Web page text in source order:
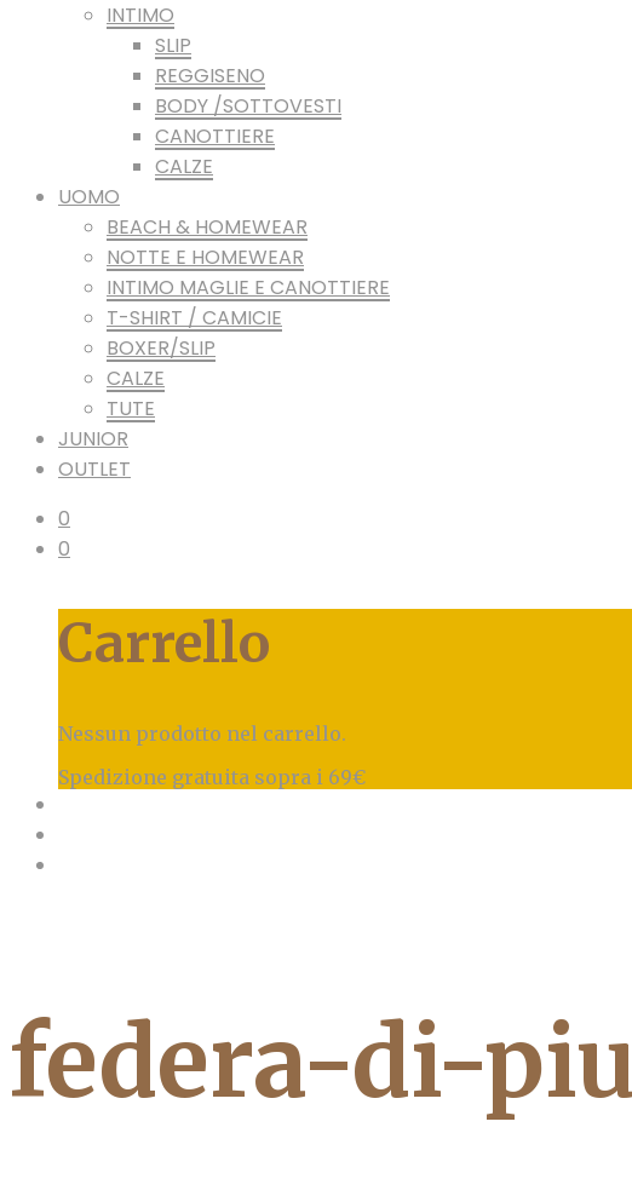
INTIMO
SLIP
REGGISENO
BODY /SOTTOVESTI
CANOTTIERE
CALZE
UOMO
BEACH & HOMEWEAR
NOTTE E HOMEWEAR
INTIMO MAGLIE E CANOTTIERE
T-SHIRT / CAMICIE
BOXER/SLIP
CALZE
TUTE
JUNIOR
OUTLET
0
0
Carrello
Nessun prodotto nel carrello.
Spedizione gratuita sopra i 69€
federa-di-